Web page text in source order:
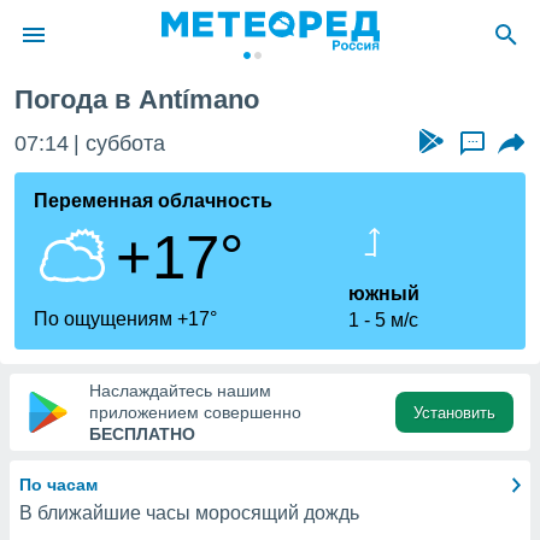
о
Вы можете
к этому
доступ
Погода в Antímano
07:14 суббота ...
Переменная облачность
+17°
По ощущениям +17°
южный
1
5 м/с
Наслаждайтесь нашим
приложением совершенно
БЕСПЛАТНО
Установить
По часам
В ближайшие часы моросящий дождь